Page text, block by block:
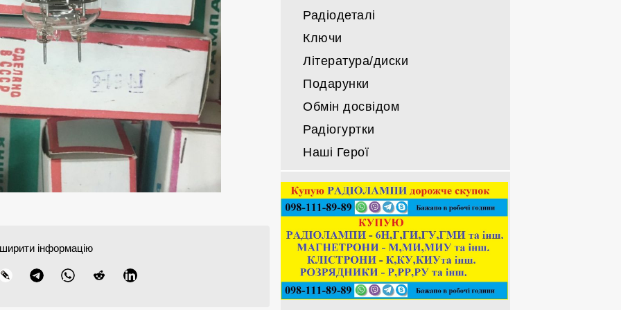
інформацію
Радіодеталі
Ключи
Література/диски
Подарунки
Обмін досвідом
Радіогуртки
Наші Герої